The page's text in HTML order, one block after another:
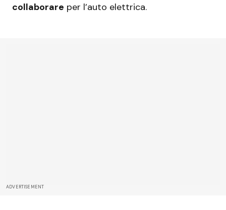
collaborare per l’auto elettrica.
ADVERTISEMENT